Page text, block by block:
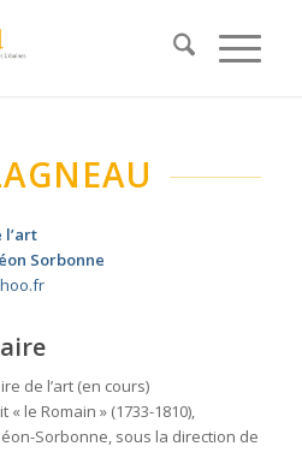
Sorbonne
de l’art (en cours)
le Romain » (1733-1810),
Sorbonne, sous la direction de